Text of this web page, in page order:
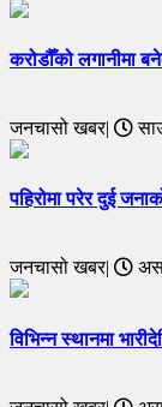
करोडौँको लगानीमा
जनचासो खबर|
पहिरोमा परेर दुई
जनचासो खबर|
विभिन्न स्थानमा